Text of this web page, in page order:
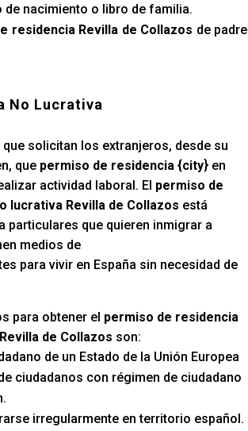
de nacimiento o libro de familia.
residencia Revilla de Collazos de padre
No Lucrativa
solicitan los extranjeros, desde su
que permiso de residencia {city} en
actividad laboral. El permiso de
lucrativa Revilla de Collazos está
particulares que quieren inmigrar a
medios de
para vivir en España sin necesidad de
para obtener el permiso de residencia
de Collazos son:
de un Estado de la Unión Europea
ciudadanos con régimen de ciudadano
irregularmente en territorio español.